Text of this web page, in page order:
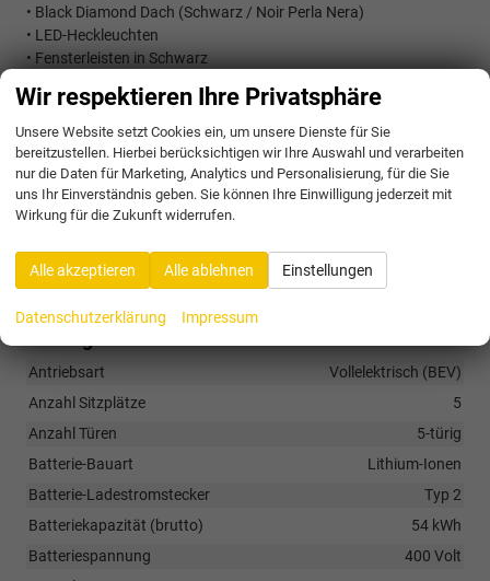
• Black Diamond Dach (Schwarz / Noir Perla Nera)
• LED-Heckleuchten
• Fensterleisten in Schwarz
• „Follow-me-home“-Licht
• Zeitverzögerte Außenbeleuchtung
• Dunkel getönte Scheiben hinten
• Radlaufverkleidungen in Schwarz
Räder & Technik
Felgentyp
Leichtmetallfelge
Antriebsart
Vollelektrisch (BEV)
Anzahl Sitzplätze
5
Anzahl Türen
5-türig
Batterie-Bauart
Lithium-Ionen
Batterie-Ladestromstecker
Typ 2
Batteriekapazität (brutto)
54 kWh
Batteriespannung
400 Volt
Wir respektieren Ihre Privatsphäre
Unsere Website setzt Cookies ein, um unsere Dienste für Sie
bereitzustellen. Hierbei berücksichtigen wir Ihre Auswahl und verarbeiten
nur die Daten für Marketing, Analytics und Personalisierung, für die Sie
uns Ihr Einverständnis geben. Sie können Ihre Einwilligung jederzeit mit
Wirkung für die Zukunft widerrufen.
Alle akzeptieren Alle ablehnen Einstellungen
Datenschutzerklärung Impressum